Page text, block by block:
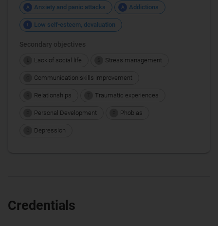
A Anxiety and panic attacks A Addictions
L Low self-esteem, devaluation
Secondary objectives
Lack of social life Stress management
Communication skills improvement
Relationships Traumatic experiences
Personal Development Phobias
Depression
Credentials